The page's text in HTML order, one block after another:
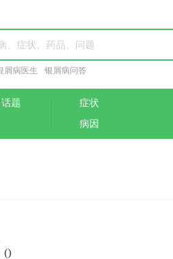
屑病医生 银屑病问答
话题
症状
病因
()